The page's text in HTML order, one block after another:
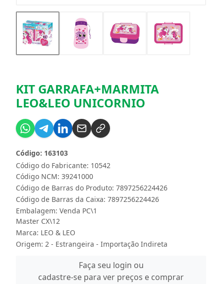
KIT GARRAFA+MARMITA
LEO&LEO UNICORNIO
Código do Fabricante: 10542
Código: 163103
Código NCM: 39241000
Código de Barras do Produto: 7897256224426
Código de Barras da Caixa: 7897256224426
Embalagem: Venda PC\1
Master CX\12
Marca: LEO & LEO
Origem: 2 - Estrangeira - Importação Indireta
Faça seu login ou
cadastre-se para ver preços e comprar